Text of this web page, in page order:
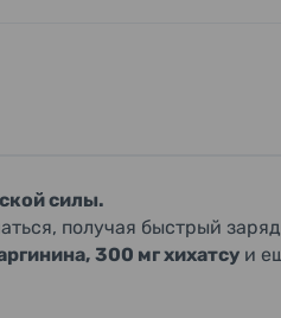
силы.
получая быстрый
300 мг хихатсу и